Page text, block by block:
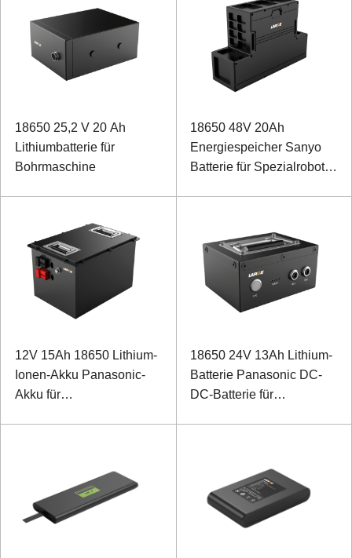
18650 25,2 V 20 Ah
Lithiumbatterie für
Bohrmaschine
18650 48V 20Ah
Energiespeicher Sanyo
Batterie für Spezialroboter
12V 15Ah 18650 Lithium-
Ionen-Akku Panasonic-
Akku für
18650 24V 13Ah Lithium-
Batterie Panasonic DC-
DC-Batterie für